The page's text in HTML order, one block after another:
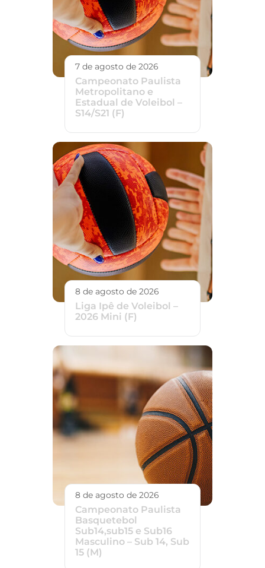
7 de agosto de 2026
Campeonato Paulista
Metropolitano e
Estadual de Voleibol –
S14/S21 (F)
8 de agosto de 2026
Liga Ipê de Voleibol –
2026 Mini (F)
8 de agosto de 2026
Campeonato Paulista
Basquetebol
Sub14,sub15 e Sub16
Masculino – Sub 14, Sub
15 (M)